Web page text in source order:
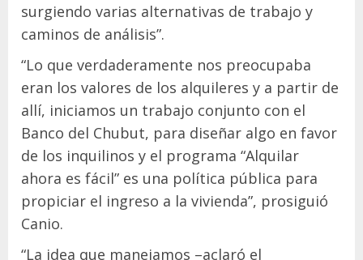
surgiendo varias alternativas de trabajo y
caminos de análisis”.
“Lo que verdaderamente nos preocupaba
eran los valores de los alquileres y a partir de
allí, iniciamos un trabajo conjunto con el
Banco del Chubut, para diseñar algo en favor
de los inquilinos y el programa “Alquilar
ahora es fácil” es una política pública para
propiciar el ingreso a la vivienda”, prosiguió
Canio.
“La idea que manejamos –aclaró el